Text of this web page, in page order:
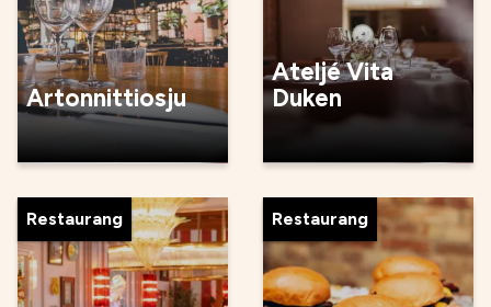
Artonnittiosju
Ateljé Vita
Duken
Restaurang Restaurang